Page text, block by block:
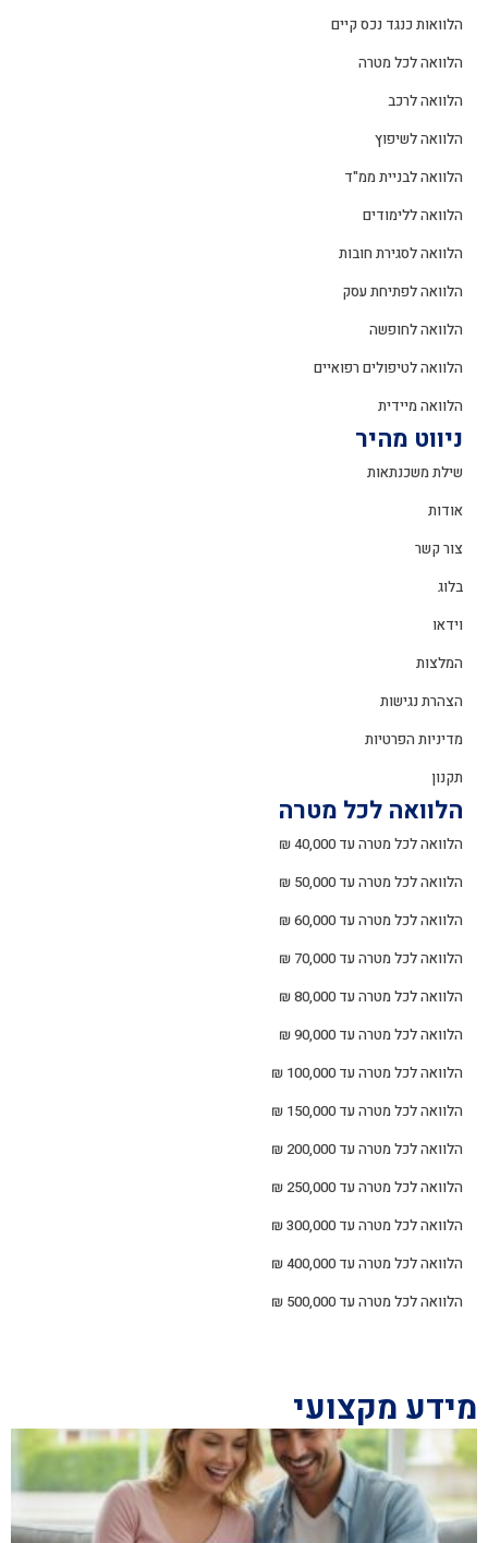
הלוואות כנגד נכס קיים
הלוואה לכל מטרה
הלוואה לרכב
הלוואה לשיפוץ
הלוואה לבניית ממ"ד
הלוואה ללימודים
הלוואה לסגירת חובות
הלוואה לפתיחת עסק
הלוואה לחופשה
הלוואה לטיפולים רפואיים
הלוואה מיידית
ניווט מהיר
שילת משכנתאות
אודות
צור קשר
בלוג
וידאו
המלצות
הצהרת נגישות
מדיניות הפרטיות
תקנון
הלוואה לכל מטרה
הלוואה לכל מטרה עד 40,000 ₪
הלוואה לכל מטרה עד 50,000 ₪
הלוואה לכל מטרה עד 60,000 ₪
הלוואה לכל מטרה עד 70,000 ₪
הלוואה לכל מטרה עד 80,000 ₪
הלוואה לכל מטרה עד 90,000 ₪
הלוואה לכל מטרה עד 100,000 ₪
הלוואה לכל מטרה עד 150,000 ₪
הלוואה לכל מטרה עד 200,000 ₪
הלוואה לכל מטרה עד 250,000 ₪
הלוואה לכל מטרה עד 300,000 ₪
הלוואה לכל מטרה עד 400,000 ₪
הלוואה לכל מטרה עד 500,000 ₪
מידע מקצועי